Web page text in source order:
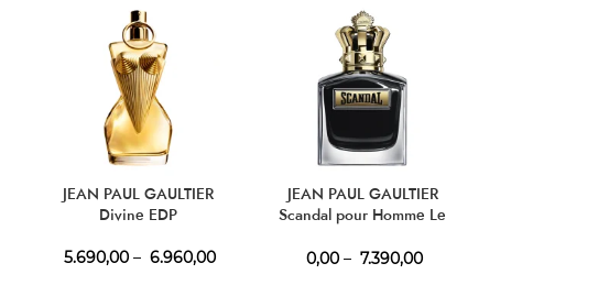
JEAN PAUL GAULTIER
Divine EDP
5.690,00 – 6.960,00
JEAN PAUL GAULTIER
Scandal pour Homme Le
0,00 – 7.390,00